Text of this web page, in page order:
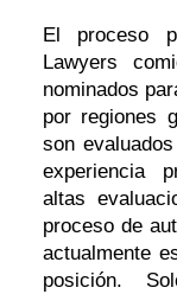
El proceso
Lawyers
nominados
por regiones
son
experiencia
altas
proceso de
actualmente
posición.